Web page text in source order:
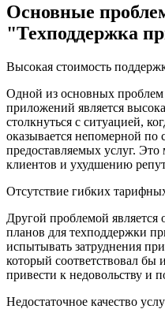
Основные
"Техподдержка
Высокая стоимость
Одной из основных проблем
приложений является
столкнуться с ситуацией,
оказывается непомерной по
предоставляемых услуг.
клиентов и ухудшению
Отсутствие гибких
Другой проблемой является
планов для техподдержки
испытывать затруднения
который соответствовал бы
привести к недовольству и
Недостаточное качество